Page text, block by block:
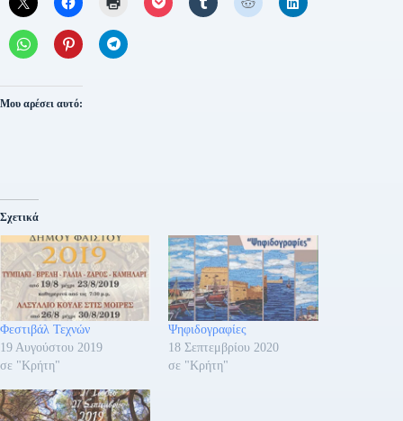
Μου αρέσει αυτό:
Σχετικά
Φεστιβάλ Τεχνών
19 Αυγούστου 2019
σε "Κρήτη"
Ψηφιδογραφίες
18 Σεπτεμβρίου 2020
σε "Κρήτη"